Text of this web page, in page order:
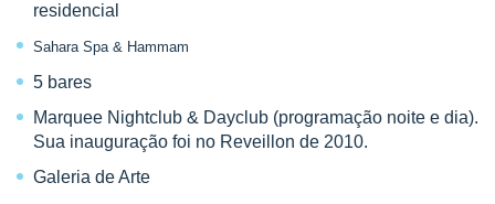
residencial
Sahara Spa & Hammam
5 bares
Marquee Nightclub & Dayclub (programação noite e dia).
Sua inauguração foi no Reveillon de 2010.
Galeria de Arte